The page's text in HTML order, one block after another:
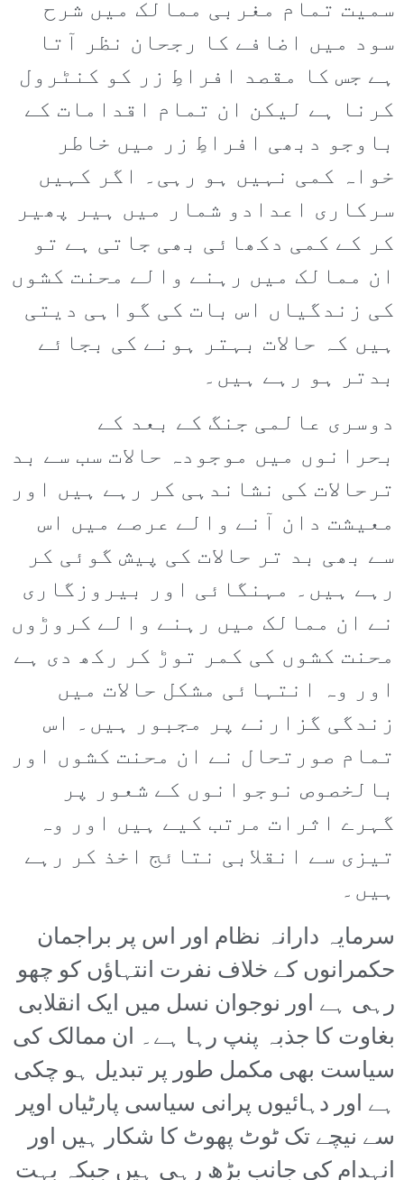
سمیت تمام مغربی ممالک میں شرح
سود میں اضافے کا رجحان نظر آتا
ہے جس کا مقصد افراطِ زر کو کنٹرول
کرنا ہے لیکن ان تمام اقدامات کے
باوجو دبھی افراطِ زر میں خاطر
خواہ کمی نہیں ہو رہی۔ اگر کہیں
سرکاری اعدادو شمار میں ہیر پھیر
کر کے کمی دکھائی بھی جاتی ہے تو
ان ممالک میں رہنے والے محنت کشوں
کی زندگیاں اس بات کی گواہی دیتی
ہیں کہ حالات بہتر ہونے کی بجائے
بدتر ہو رہے ہیں۔
دوسری عالمی جنگ کے بعد کے
بحرانوں میں موجودہ حالات سب سے بد
ترحالات کی نشاندہی کر رہے ہیں اور
معیشت دان آنے والے عرصے میں اس
سے بھی بد تر حالات کی پیش گوئی کر
رہے ہیں۔ مہنگائی اور بیروزگاری
نے ان ممالک میں رہنے والے کروڑوں
محنت کشوں کی کمر توڑ کر رکھ دی ہے
اور وہ انتہائی مشکل حالات میں
زندگی گزارنے پر مجبور ہیں۔ اس
تمام صورتحال نے ان محنت کشوں اور
بالخصوص نوجوانوں کے شعور پر
گہرے اثرات مرتب کیے ہیں اور وہ
تیزی سے انقلابی نتائج اخذ کر رہے
ہیں۔
سرمایہ دارانہ نظام اور اس پر براجمان
حکمرانوں کے خلاف نفرت انتہاؤں کو چھو
رہی ہے اور نوجوان نسل میں ایک انقلابی
بغاوت کا جذبہ پنپ رہا ہے۔ ان ممالک کی
سیاست بھی مکمل طور پر تبدیل ہو چکی
ہے اور دہائیوں پرانی سیاسی پارٹیاں اوپر
سے نیچے تک ٹوٹ پھوٹ کا شکار ہیں اور
انہدام کی جانب بڑھ رہی ہیں جبکہ بہت